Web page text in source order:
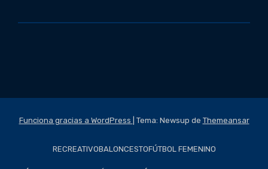
Funciona gracias a WordPress Tema: Newsup de Themeansar
RECREATIVOBALONCESTOFÚTBOL FEMENINO